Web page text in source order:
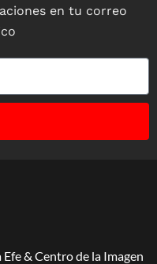
en tu correo
& Centro de la Imagen